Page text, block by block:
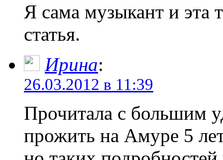
Я сама музыкант и эта
статья.
Ирина:
26.03.2012 в 11:39
Прочитала с большим
прожить на Амуре 5